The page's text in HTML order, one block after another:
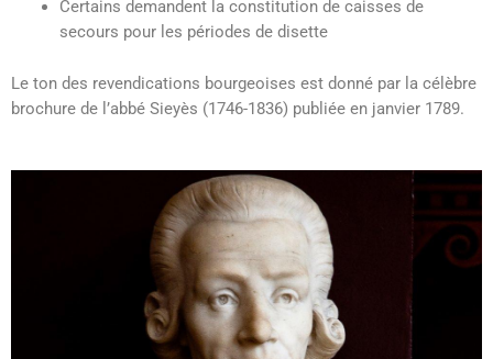
Certains demandent la constitution de caisses de
secours pour les périodes de disette
Le ton des revendications bourgeoises est donné par la célèbre
brochure de l’abbé Sieyès (1746-1836) publiée en janvier 1789.